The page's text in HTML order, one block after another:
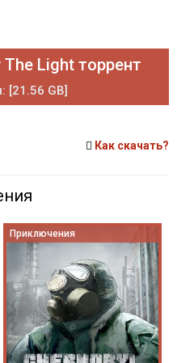
Light торрент
[21.56 GB]
Как скачать?
Приключения